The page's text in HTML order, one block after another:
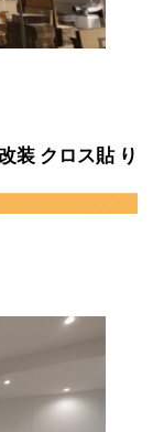
装 クロス貼 り